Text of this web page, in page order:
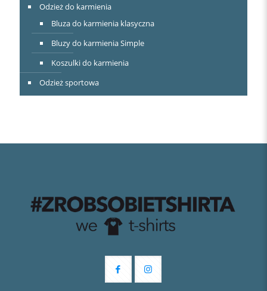
Odzież do karmienia
Bluza do karmienia klasyczna
Bluzy do karmienia Simple
Koszulki do karmienia
Odzież sportowa